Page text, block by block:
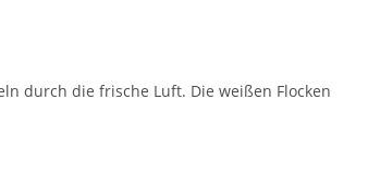
durch die frische Luft. Die weißen Flocken